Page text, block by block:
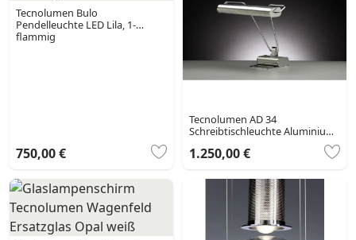
Tecnolumen Bulo
Pendelleuchte LED Lila, 1-
flammig
750,00 €
Tecnolumen AD 34
Schreibtischleuchte Aluminium,
1.250,00 €